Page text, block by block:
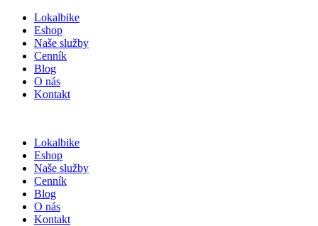
Lokalbike
Eshop
Naše služby
Cenník
Blog
O nás
Kontakt
Lokalbike
Eshop
Naše služby
Cenník
Blog
O nás
Kontakt